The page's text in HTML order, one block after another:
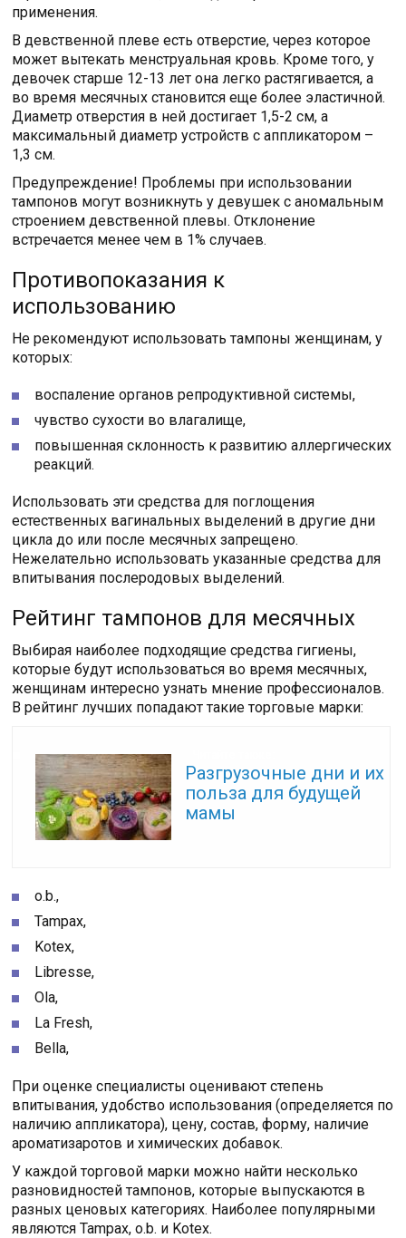
применения.
В девственной плеве есть отверстие, через которое
может вытекать менструальная кровь. Кроме того, у
девочек старше 12-13 лет она легко растягивается, а
во время месячных становится еще более эластичной.
Диаметр отверстия в ней достигает 1,5-2 см, а
максимальный диаметр устройств с аппликатором –
1,3 см.
Предупреждение! Проблемы при использовании
тампонов могут возникнуть у девушек с аномальным
строением девственной плевы. Отклонение
встречается менее чем в 1% случаев.
Противопоказания к
использованию
Не рекомендуют использовать тампоны женщинам, у
которых:
воспаление органов репродуктивной системы,
чувство сухости во влагалище,
повышенная склонность к развитию аллергических
реакций.
Использовать эти средства для поглощения
естественных вагинальных выделений в другие дни
цикла до или после месячных запрещено.
Нежелательно использовать указанные средства для
впитывания послеродовых выделений.
Рейтинг тампонов для месячных
Выбирая наиболее подходящие средства гигиены,
которые будут использоваться во время месячных,
женщинам интересно узнать мнение профессионалов.
В рейтинг лучших попадают такие торговые марки:
Разгрузочные дни и их
польза для будущей
мамы
o.b.,
Tampax,
Kotex,
Libresse,
Ola,
La Fresh,
Bella,
При оценке специалисты оценивают степень
впитывания, удобство использования (определяется по
наличию аппликатора), цену, состав, форму, наличие
ароматизаротов и химических добавок.
У каждой торговой марки можно найти несколько
разновидностей тампонов, которые выпускаются в
разных ценовых категориях. Наиболее популярными
являются Tampax, o.b. и Kotex.